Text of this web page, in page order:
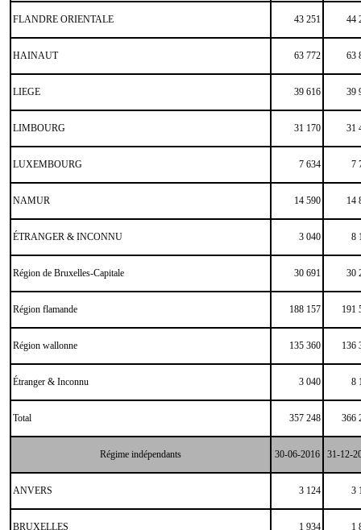
FLANDRE ORIENTALE 43 251 44
HAINAUT 63 772 63
LIEGE 39 616 39
LIMBOURG 31 170 31
LUXEMBOURG 7 634 7
NAMUR 14 590 14
ÉTRANGER & INCONNU 3 040 8
Région de Bruxelles-Capitale 30 691 30
Région flamande 188 157 191
Région wallonne 135 360 136
Étranger & Inconnu 3 040 8
Total 357 248 366
Régime indépendants 30-06-2016 31-12-
ANVERS 3 124 3
BRUXELLES 1 934 1